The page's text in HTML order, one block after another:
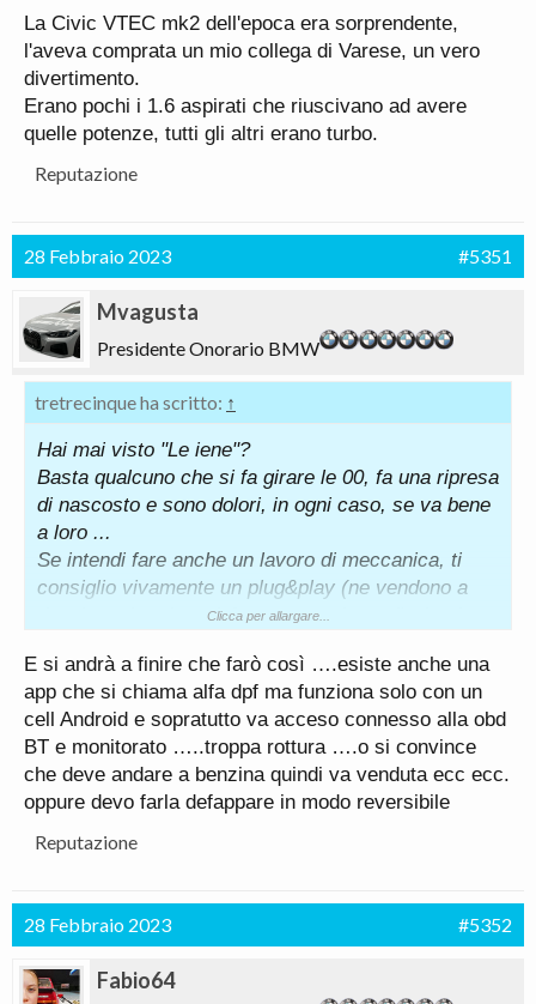
La Civic VTEC mk2 dell'epoca era sorprendente,
l'aveva comprata un mio collega di Varese, un vero
divertimento.
Erano pochi i 1.6 aspirati che riuscivano ad avere
quelle potenze, tutti gli altri erano turbo.
Reputazione
28 Febbraio 2023 #5351
Mvagusta
Presidente Onorario BMW
tretrecinque ha scritto: ↑
Hai mai visto "Le iene"?
Basta qualcuno che si fa girare le 00, fa una ripresa
di nascosto e sono dolori, in ogni caso, se va bene
a loro ...
Se intendi fare anche un lavoro di meccanica, ti
consiglio vivamente un plug&play (ne vendono a
dozzine, skat, kat, defap, o come lo vuoi) che ti
perchè quello che ti ha consigliato il vednitore a
tutti gli effetti è una frode, non puoi vendere un'auto
non in regola sulle norme delle emissioni a causa di
una tua modifica meccanica senza metterne al
corrente l'acquirente, qualora lo facessi
preventivamente, ritengo che la papabile platea
degli interessati acquirenti si assottiglierebbe.
Clicca per allargare...
E si andrà a finire che farò così ….esiste anche una
app che si chiama alfa dpf ma funziona solo con un
cell Android e sopratutto va acceso connesso alla obd
BT e monitorato …..troppa rottura ….o si convince
che deve andare a benzina quindi va venduta ecc ecc.
oppure devo farla defappare in modo reversibile
Reputazione
28 Febbraio 2023 #5352
Fabio64